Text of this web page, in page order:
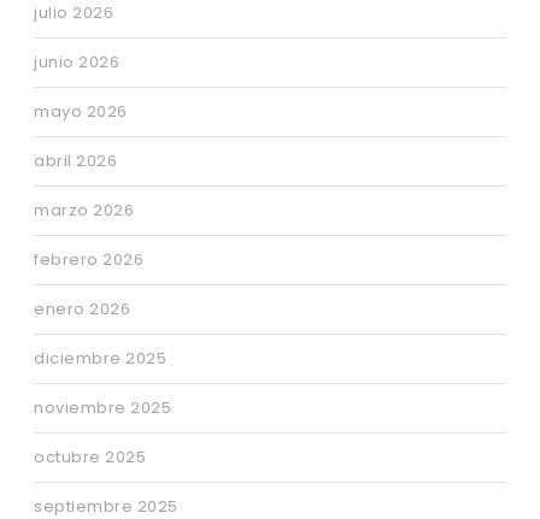
julio 2026
junio 2026
mayo 2026
abril 2026
marzo 2026
febrero 2026
enero 2026
diciembre 2025
noviembre 2025
octubre 2025
septiembre 2025